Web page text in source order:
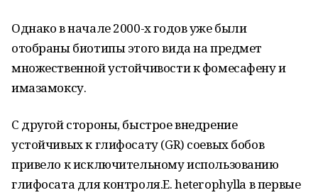
Однако в начале 2000-х годов уже были
отобраны биотипы этого вида на предмет
множественной устойчивости к фомесафену и
имазамоксу.
С другой стороны, быстрое внедрение
устойчивых к глифосату (GR) соевых бобов
привело к исключительному использованию
глифосата для контроля.E. heterophylla в первые